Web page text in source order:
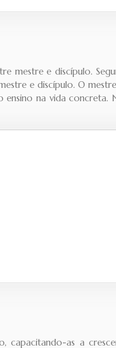
e discípulo.
e discípulo. O
ensino na vida
capacitando-as a